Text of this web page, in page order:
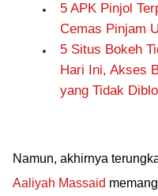
5 APK Pinjol
Cemas Pinjam
5 Situs Bokeh
Hari Ini, Akses
yang Tidak
Namun, akhirnya
Aaliyah Massaid